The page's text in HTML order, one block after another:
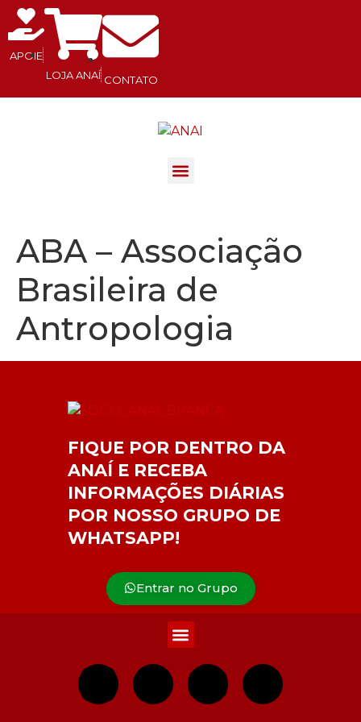
APOIE
LOJA ANAÍ CONTATO
ABA – Associação
Brasileira de
Antropologia
FIQUE POR DENTRO DA
ANAÍ E RECEBA
INFORMAÇÕES DIÁRIAS
POR NOSSO GRUPO DE
WHATSAPP!
Entrar no Grupo